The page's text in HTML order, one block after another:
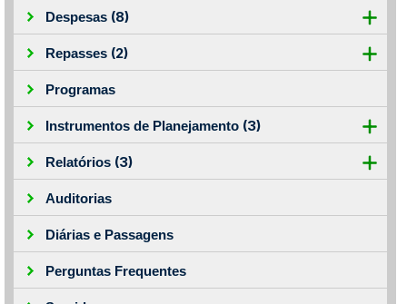
Despesas (8)
Repasses (2)
Programas
Instrumentos de Planejamento (3)
Relatórios (3)
Auditorias
Diárias e Passagens
Perguntas Frequentes